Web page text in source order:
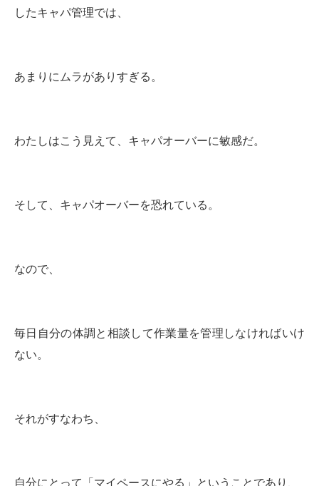
したキャパ管理では、
あまりにムラがありすぎる。
わたしはこう見えて、キャパオーバーに敏感だ。
そして、キャパオーバーを恐れている。
なので、
毎日自分の体調と相談して作業量を管理しなければいけ
ない。
それがすなわち、
自分にとって「マイペースにやる」ということであり、